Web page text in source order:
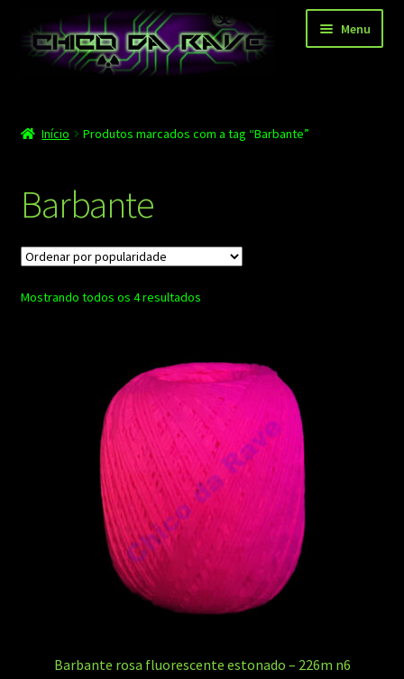
para
navegação
para
Menu
Depoimentos
Carrinho
Finalizar compra
Minha conta
Início Produtos marcados com a tag “Barbante”
Barbante
Mostrando todos os 4 resultadosClassificado
Barbante rosa fluorescente estonado – 226m n6